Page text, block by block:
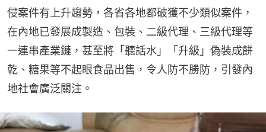
侵案件有上升趨勢，各省各地都破獲不少類似案件，
在內地已發展成製造、包裝、二級代理、三級代理等
一連串產業鏈，甚至將「聽話水」「升級」偽裝成餅
乾、糖果等不起眼食品出售，令人防不勝防，引發內
地社會廣泛關注。